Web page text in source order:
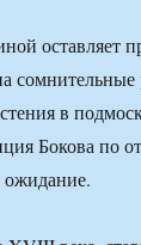
оставляет
в
Бокова
ожидание.